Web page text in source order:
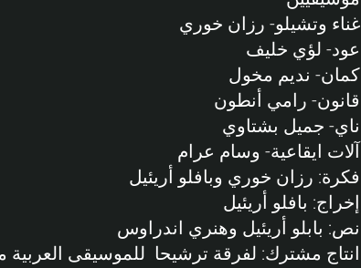
غناء وتشيلو- رزان خوري
عود- لؤي خليف
كمان- نديم مخول
قانون- رامي أنطون
ناي- جميل بشتاوي
آلات ايقاعية- وسام عرام
فكرة: رزان خوري وبافلو أريئيل
إخراج: بافلو أريئيل
نص: بابلو أريئيل وهنري اندراوس
انتاج مشترك: لفرقة ترشيحا للموسيقى